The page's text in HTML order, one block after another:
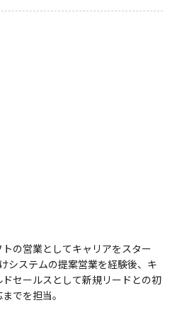
の営業としてキャリアをスター
システムの提案営業を経験後、キ
セールスとして新規リードとの初
でを担当。